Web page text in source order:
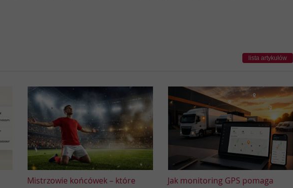
lista artykułów
Mistrzowie końcówek – które
Jak monitoring GPS pomaga